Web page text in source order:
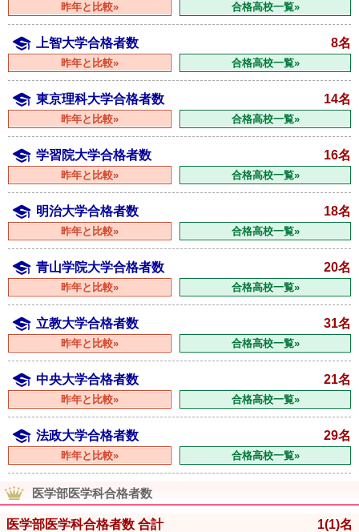
昨年と比較» 合格高校一覧»
上智大学合格者数 8名
昨年と比較» 合格高校一覧»
東京理科大学合格者数 14名
昨年と比較» 合格高校一覧»
学習院大学合格者数 16名
昨年と比較» 合格高校一覧»
明治大学合格者数 18名
昨年と比較» 合格高校一覧»
青山学院大学合格者数 20名
昨年と比較» 合格高校一覧»
立教大学合格者数 31名
昨年と比較» 合格高校一覧»
中央大学合格者数 21名
昨年と比較» 合格高校一覧»
法政大学合格者数 29名
昨年と比較» 合格高校一覧»
医学部医学科合格者数
医学部医学科合格者数 合計 1(1)名